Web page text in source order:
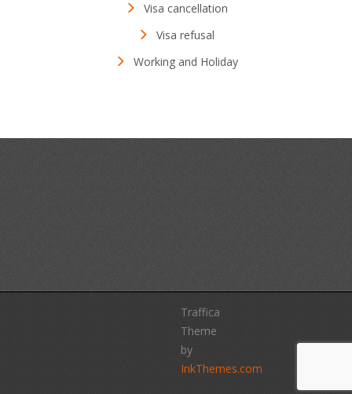
Visa cancellation
Visa refusal
Working and Holiday
Traffica
Theme
by
InkThemes.com